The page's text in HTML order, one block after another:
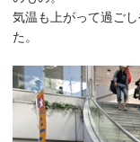
気温も上がって過ご
た。